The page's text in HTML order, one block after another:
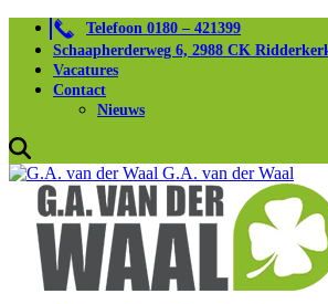
Telefoon 0180 – 421399
Schaapherderweg 6, 2988 CK
Vacatures
Contact
Nieuws
G.A. van der Waal